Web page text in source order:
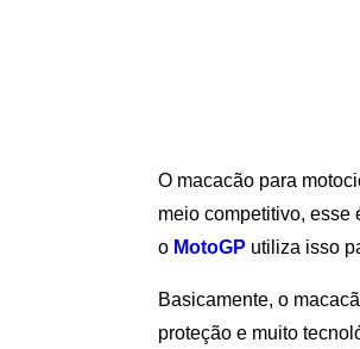
O macacão para
meio competitivo, esse
o MotoGP utiliza isso
Basicamente, o
proteção e muito